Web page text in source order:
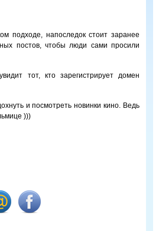
подходе, напоследок стоит заранее
постов, чтобы люди сами просили
тот, кто зарегистрирует домен
и посмотреть новинки кино. Ведь
)))